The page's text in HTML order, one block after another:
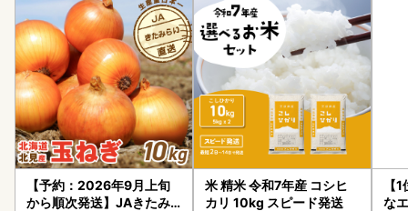
【予約：2026年9月上旬
から順次発送】JAきたみ
米 精米 令和7年産 コシヒ
カリ 10kg スピード発送
【
な